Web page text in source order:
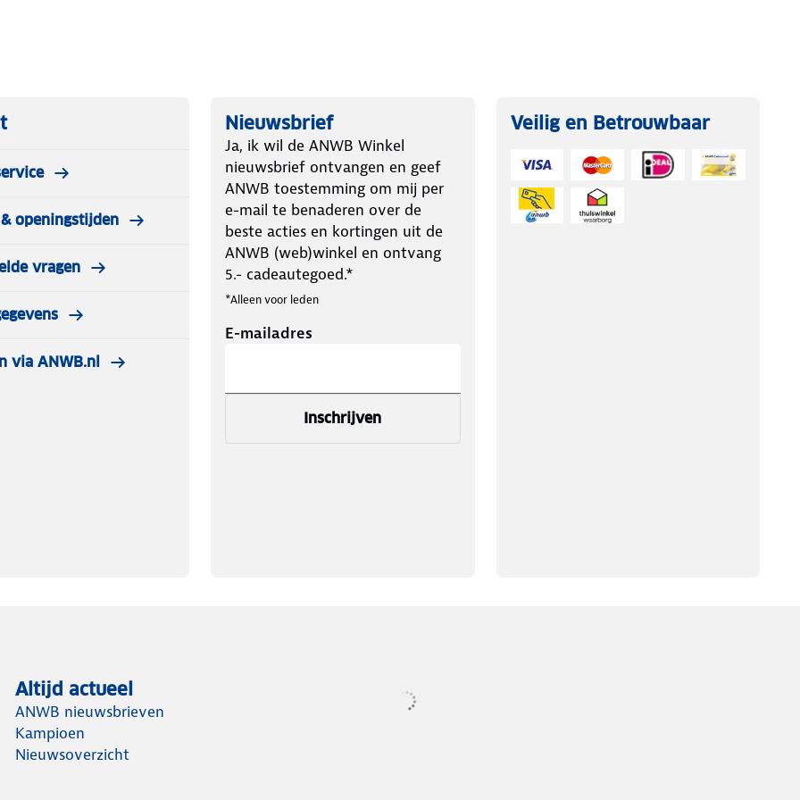
350mm H2O DWR, 90%
(gemeten volgens een Europese
op de verhouding tussen
zijn veterinair getest en alle
IDFB (International Down and
100% recyclebaar en gemakkelijk
lichaamslengte voor
openingstijden
vragen
via ANWB.nl
Nieuwsbrief
Ja, ik wil de ANWB Winkel
nieuwsbrief ontvangen en geef
ANWB toestemming om mij per
e-mail te benaderen over de
beste acties en kortingen uit de
ANWB (web)winkel en ontvang
5.- cadeautegoed.*
*Alleen voor leden
E-mailadres
Inschrijven
Veilig en Betrouwbaar
Altijd actueel
ANWB nieuwsbrieven
Kampioen
Nieuwsoverzicht